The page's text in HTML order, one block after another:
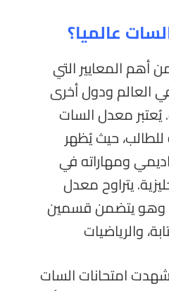
عالميا؟
أهم المعايير التي
العالم ودول أخرى
يُعتبر معدل السات
للطالب، حيث يُظهر
ومهاراته في
يتراوح معدل
بين 400 و1600، وهو يتضمن قسمين
والرياضيات
شهدت امتحانات السات